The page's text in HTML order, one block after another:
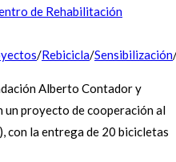
de Rehabilitación
/Rebicicla/Sensibilización
Alberto Contador y
un proyecto de cooperación al
con la entrega de 20 bicicletas